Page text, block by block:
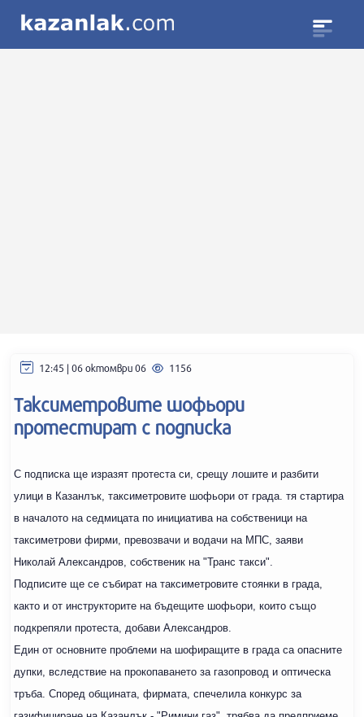
12:45 | 06 октомври 06 1156
Таксиметровите шофьори
протестират с подписка
С подписка ще изразят протеста си, срещу лошите и разбити
улици в Казанлък, таксиметровите шофьори от града. тя стартира
в началото на седмицата по инициатива на собственици на
таксиметрови фирми, превозвачи и водачи на МПС, заяви
Николай Александров, собственик на "Транс такси".
Подписите ще се събират на таксиметровите стоянки в града,
както и от инструкторите на бъдещите шофьори, които също
подкрепяли протеста, добави Александров.
Един от основните проблеми на шофиращите в града са опасните
дупки, вследствие на прокопаването за газопровод и оптическа
тръба. Според общината, фирмата, спечелила конкурс за